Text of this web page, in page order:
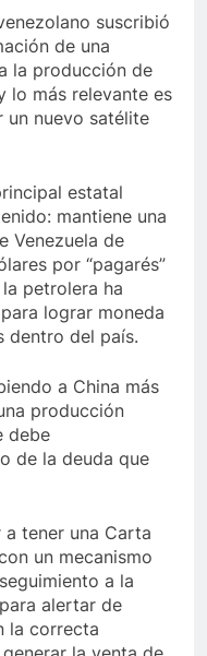
suscribió
de una
la producción de
lo más relevante es
un nuevo satélite
estatal
mantiene una
Venezuela de
por “pagarés”
petrolera ha
lograr moneda
dentro del país.
a China más
producción
debe
de la deuda que
tener una Carta
un mecanismo
a la
alertar de
la correcta